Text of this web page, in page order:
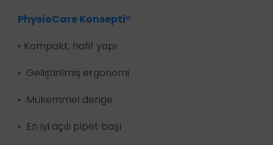
PhysioCare Konsepti®
• Kompakt, hafif yapı
• Geliştirilmiş ergonomi
• Mükemmel denge
• En iyi açılı pipet başı